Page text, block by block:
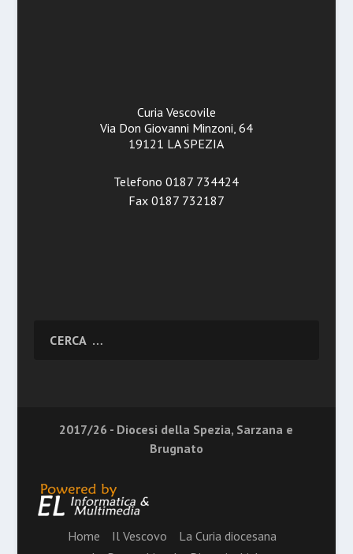
Curia Vescovile
Via Don Giovanni Minzoni, 64
19121 LA SPEZIA
Telefono 0187 734424
Fax 0187 732187
2017/26 - Diocesi della Spezia, Sarzana e
Brugnato
Home Il Vescovo
La Curia diocesana